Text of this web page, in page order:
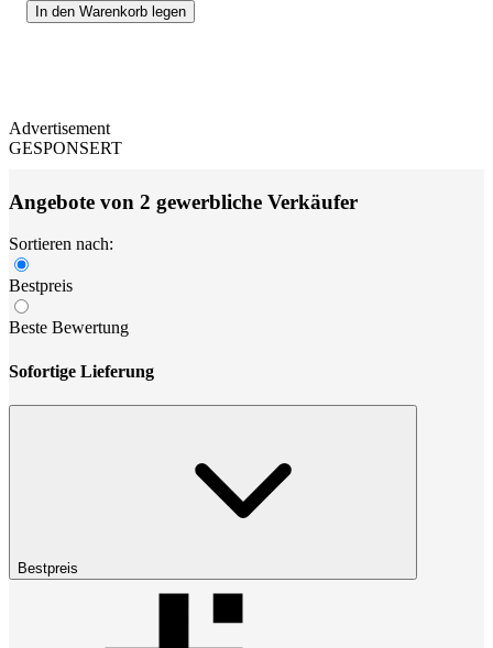
In den Warenkorb legen
Advertisement
GESPONSERT
Angebote von 2 gewerbliche Verkäufer
Sortieren nach:
Bestpreis
Beste Bewertung
Sofortige Lieferung
Bestpreis